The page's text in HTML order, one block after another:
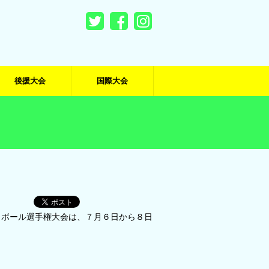
後援大会 国際大会
ール選手権大会は、７月６日から８日